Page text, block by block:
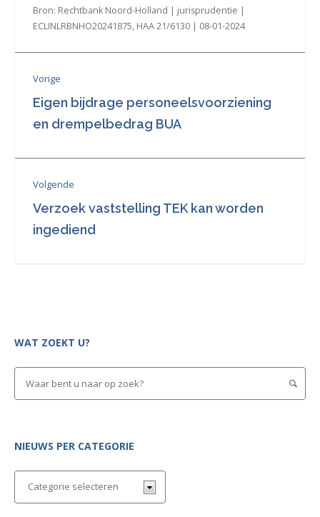
Bron: Rechtbank Noord-Holland | jurisprudentie |
ECLINLRBNHO20241875, HAA 21/6130 | 08-01-2024
Vorige
Eigen bijdrage personeelsvoorziening
en drempelbedrag BUA
Volgende
Verzoek vaststelling TEK kan worden
ingediend
WAT ZOEKT U?
NIEUWS PER CATEGORIE